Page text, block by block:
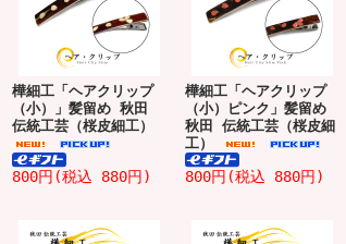
樺細工「ヘアクリップ
（小）」髪留め 秋田
伝統工芸（桜皮細工）
800円(税込 880円)
樺細工「ヘアクリップ
（小）ピンク」髪留め
秋田 伝統工芸（桜皮細
工）
800円(税込 880円)